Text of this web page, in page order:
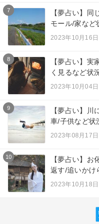
7
【夢占い】
モール/家など
2023年10月16日
8
【夢占い】実
く見るなど状
2023年10月04日
9
【夢占い】
車/子供など状
2023年08月17日
10
【夢占い】お
返す/追いかけ
2023年10月18日